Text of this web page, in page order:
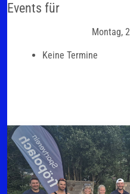
Events für
Montag,
Keine Termine